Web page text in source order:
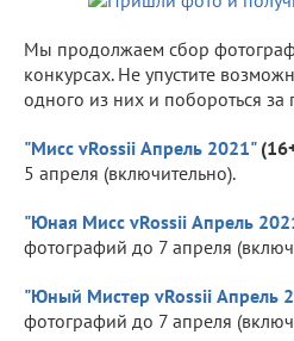
Мы продолжаем сбор
конкурсах. Не упустите
одного из них и побороться
"Мисс vRossii Апрель 2021"
5 апреля (включительно).
"Юная Мисс vRossii Апрель
фотографий до 7 апреля
"Юный Мистер vRossii Апрель
фотографий до 7 апреля